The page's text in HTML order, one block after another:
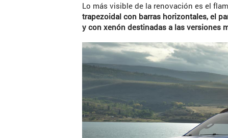
Lo más visible de la renovación es el
trapezoidal con barras horizontales, el
y con xenón destinadas a las versiones